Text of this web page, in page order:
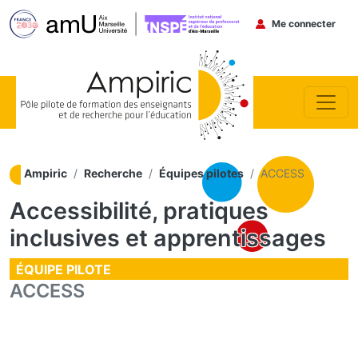
Menu du
Me connecter
Ampiric Recherche Équipes pilotes ACCESS
Accessibilité, pratiques
inclusives et apprentissages
ÉQUIPE PILOTE
ACCESS